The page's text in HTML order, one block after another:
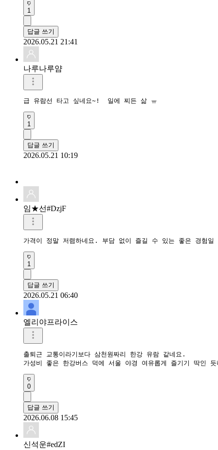
1
답글 쓰기
2026.05.21 21:41
나루나루얌
급 유람선 타고 싶네요~!  일에 찌든 삶 ㅠ
1
답글 쓰기
2026.05.21 10:19
임★선#DzjF
가격이 정말 저렴하네요. 부담 없이 즐길 수 있는 좋은 경험
1
답글 쓰기
2026.05.21 06:40
엘리야프라이스
출퇴근 교통이라기보다 삼천원짜리 한강 유람 같네요.
가성비 좋은 한강버스 덕에 서울 야경 여유롭게 즐기기 딱인
0
답글 쓰기
2026.06.08 15:45
신석운#edZI